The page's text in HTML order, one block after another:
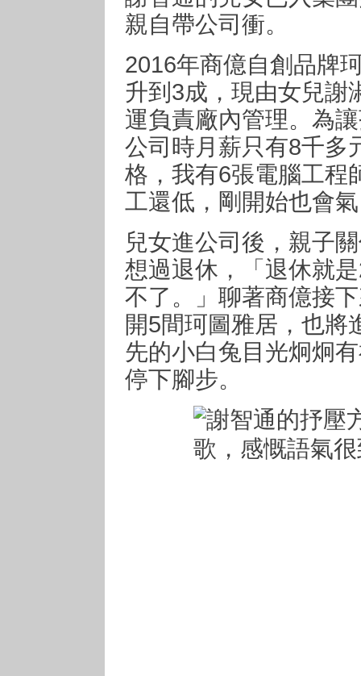
親自帶公司衝。
2016年商億自創品牌
升到3成，現由女兒謝
運負責廠內管理。為
公司時月薪只有8千多
格，我有6張電腦工程
工還低，剛開始也會
兒女進公司後，親子
想過退休，「退休就
不了。」聊著商億接
開5間珂圖雅居，也將
先的小白兔目光炯炯
停下腳步。